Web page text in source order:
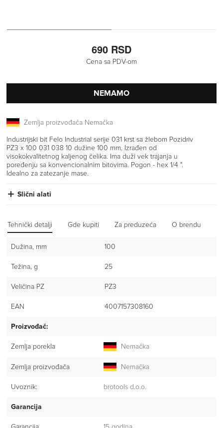
690 RSD
Cena sa PDV-om
NEMAMO
Zemlja proizvođača Nemačka
Industrijski bit Felo Industrial serije 031 krst sa žlebom Pozidriv
PZ3 x 100 031 038 10 dužine 100 mm. Izrađen od
visokokvalitetnog kaljenog čelika. Ima duži vek trajanja u
poređenju sa konvencionalnim bitovima. Pogon - hex 1/4 ".
Idealno za zatezanje mase.
Slični alati
Tehnički detalji Gde kupiti Za preduzeća O brendu
Dužina, mm 100
Težina, g 25
Veličina PZ PZ3
EAN 4007157308160
Proizvođač:
Zemlja porekla Nemačka
Zemlja proizvođača Nemačka
Uvoznik: brotools d.o.o.
Garancija